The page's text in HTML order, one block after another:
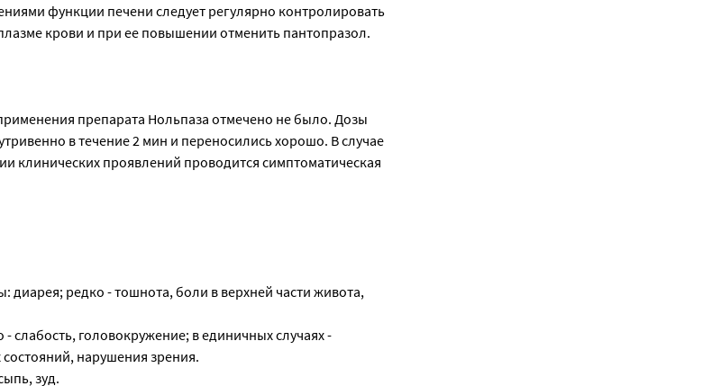
функции печени следует регулярно контролировать
крови и при ее повышении отменить пантопразол.
препарата Нольпаза отмечено не было. Дозы
в течение 2 мин и переносились хорошо. В случае
клинических проявлений проводится симптоматическая
редко - тошнота, боли в верхней части живота,
слабость, головокружение; в единичных случаях -
нарушения зрения.
зуд.